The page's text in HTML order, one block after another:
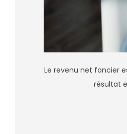
Le revenu net foncier
résultat